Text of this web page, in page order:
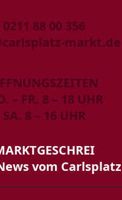
0211 88 00 356
markt.de
– FR. 8 – 18 UHR
SA. 8 – 16 UHR
vom Carlsplatz